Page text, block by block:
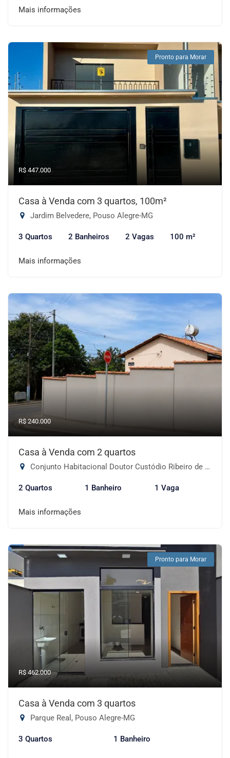
Mais informações
Pronto para Morar
R$ 447.000
Casa à Venda com 3 quartos, 100m²
Jardim Belvedere, Pouso Alegre-MG
3 Quartos 2 Banheiros 2 Vagas 100 m²
Mais informações
R$ 240.000
Casa à Venda com 2 quartos
Conjunto Habitacional Doutor Custódio Ribeiro de Miranda II, Pouso Alegre-MG
2 Quartos 1 Banheiro 1 Vaga
Mais informações
Pronto para Morar
R$ 462.000
Casa à Venda com 3 quartos
Parque Real, Pouso Alegre-MG
3 Quartos 1 Banheiro